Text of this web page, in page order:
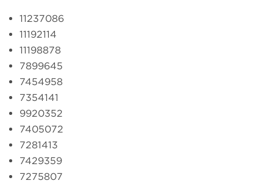
11237086
11192114
11198878
7899645
7454958
7354141
9920352
7405072
7281413
7429359
7275807